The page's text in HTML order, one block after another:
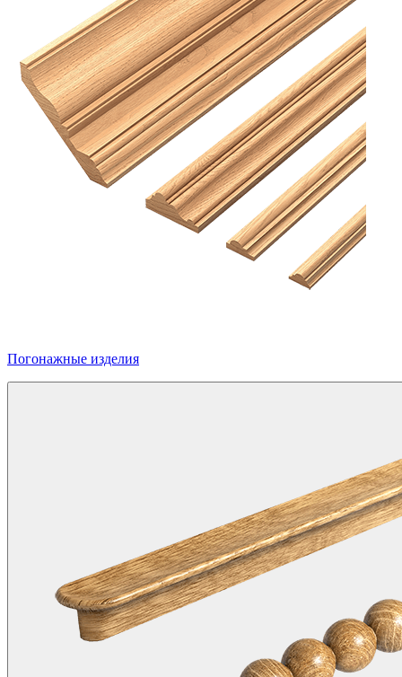
Погонажные изделия